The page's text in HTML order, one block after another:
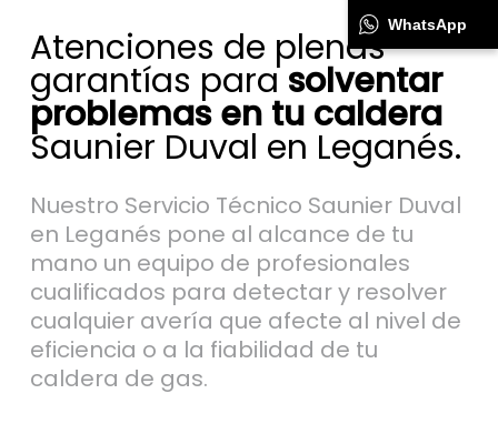
Atenciones de plenas
garantías parasolventar
problemas en tu caldera
Saunier Duval en Leganés.
Nuestro Servicio Técnico Saunier Duval
en Leganés pone al alcance de tu
mano un equipo de profesionales
cualificados para detectar y resolver
cualquier avería que afecte al nivel de
eficiencia o a la fiabilidad de tu
caldera de gas.
WhatsApp